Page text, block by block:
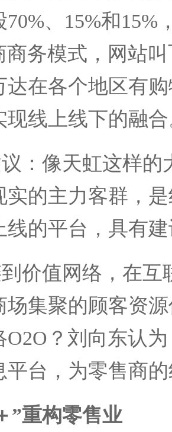
70%、 15%和15%
商务模式，网站
达在各个地区有
现线上线下的融
：像天虹这样
实的主力客群，
线的平台，具有
价值网络，在
场集聚的顾客资
O2O ？刘向东认
平台，为零售商
”重构零售业